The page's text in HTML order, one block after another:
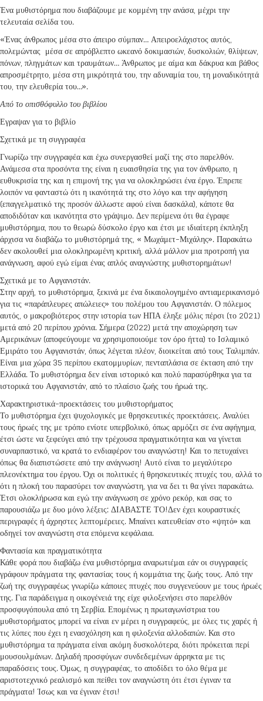
Ένα μυθιστόρημα που διαβάζουμε με κομμένη την ανάσα, μέχρι την
τελευταία σελίδα του.
«Ένας άνθρωπος μέσα στο άπειρο σύμπαν… Απειροελάχιστος αυτός,
πολεμώντας μέσα σε απρόβλεπτο ωκεανό δοκιμασιών, δυσκολιών, θλίψεων,
πόνων, πληγμάτων και τραυμάτων… Άνθρωπος με αίμα και δάκρυα και βάθος
απροσμέτρητο, μέσα στη μικρότητά του, την αδυναμία του, τη μοναδικότητά
του, την ελευθερία του…».
Από το οπισθόφυλλο του βιβλίου
Εγραψαν για το βιβλίο
Σχετικά με τη συγγραφέα
Γνωρίζω την συγγραφέα και έχω συνεργασθεί μαζί της στο παρελθόν.
Ανάμεσα στα προσόντα της είναι η ευαισθησία της για τον άνθρωπο, η
ευθυκρισία της και η επιμονή της για να ολοκληρώσει ένα έργο. Έπρεπε
λοιπόν να φανταστώ ότι η ικανότητά της στο λόγο και την αφήγηση
(επαγγελματικό της προσόν άλλωστε αφού είναι δασκάλα), κάποτε θα
αποδιδόταν και ικανότητα στο γράψιμο. Δεν περίμενα ότι θα έγραφε
μυθιστόρημα, που το θεωρώ δύσκολο έργο και έτσι με ιδιαίτερη έκπληξη
άρχισα να διαβάζω το μυθιστόρημά της, « Μωχάμετ-Μιχάλης». Παρακάτω
δεν ακολουθεί μια ολοκληρωμένη κριτική, αλλά μάλλον μια προτροπή για
ανάγνωση, αφού εγώ είμαι ένας απλός αναγνώστης μυθιστορημάτων!
Σχετικά με το Αφγανιστάν.
Στην αρχή, το μυθιστόρημα, ξεκινά με ένα δικαιολογημένο αντιαμερικανισμό
για τις «παράπλευρες απώλειες» του πολέμου του Αφγανιστάν. Ο πόλεμος
αυτός, ο μακροβιότερος στην ιστορία των ΗΠΑ έληξε μόλις πέρσι (το 2021)
μετά από 20 περίπου χρόνια. Σήμερα (2022) μετά την αποχώρηση των
Αμερικάνων (αποφεύγουμε να χρησιμοποιούμε τον όρο ήττα) το Ισλαμικό
Εμιράτο του Αφγανιστάν, όπως λέγεται πλέον, διοικείται από τους Ταλιμπάν.
Είναι μια χώρα 35 περίπου εκατομμυρίων, πενταπλάσια σε έκταση από την
Ελλάδα. Το μυθιστόρημα δεν είναι ιστορικό και πολύ παρασύρθηκα για τα
ιστορικά του Αφγανιστάν, από το πλαίσιο ζωής του ήρωά της.
Χαρακτηριστικά-προεκτάσεις του μυθιστορήματος
Το μυθιστόρημα έχει ψυχολογικές με θρησκευτικές προεκτάσεις. Αναλύει
τους ήρωές της με τρόπο ενίοτε υπερβολικό, όπως αρμόζει σε ένα αφήγημα,
έτσι ώστε να ξεφεύγει από την τρέχουσα πραγματικότητα και να γίνεται
συναρπαστικό, να κρατά το ενδιαφέρον του αναγνώστη! Και το πετυχαίνει
όπως θα διαπιστώσετε από την ανάγνωση! Αυτό είναι το μεγαλύτερο
πλεονέκτημα του έργου. Όχι οι πολιτικές ή θρησκευτικές πτυχές του, αλλά το
ότι η πλοκή του παρασύρει τον αναγνώστη, για να δει τι θα γίνει παρακάτω.
Έτσι ολοκλήρωσα και εγώ την ανάγνωση σε χρόνο ρεκόρ, και σας το
παρουσιάζω με δυο μόνο λέξεις: ΔΙΑΒΑΣΤΕ ΤΟ!Δεν έχει κουραστικές
περιγραφές ή άχρηστες λεπτομέρειες. Μπαίνει κατευθείαν στο «ψητό» και
οδηγεί τον αναγνώστη στα επόμενα κεφάλαια.
Φαντασία και πραγματικότητα
Κάθε φορά που διαβάζω ένα μυθιστόρημα αναρωτιέμαι εάν οι συγγραφείς
γράφουν πράγματα της φαντασίας τους ή κομμάτια της ζωής τους. Από την
ζωή της συγγραφέως γνωρίζω κάποιες πτυχές που συγγενεύουν με τους ήρωές
της. Για παράδειγμα η οικογένειά της είχε φιλοξενήσει στο παρελθόν
προσφυγόπουλα από τη Σερβία. Επομένως η πρωταγωνίστρια του
μυθιστορήματος μπορεί να είναι εν μέρει η συγγραφεύς, με όλες τις χαρές ή
τις λύπες που έχει η ενασχόληση και η φιλοξενία αλλοδαπών. Και στο
μυθιστόρημα τα πράγματα είναι ακόμη δυσκολότερα, διότι πρόκειται περί
μουσουλμάνων. Δηλαδή προσφύγων συνδεδεμένων άρρηκτα με τις
παραδόσεις τους. Όμως, η συγγραφέας, το αποδίδει το όλο θέμα με
αριστοτεχνικό ρεαλισμό και πείθει τον αναγνώστη ότι έτσι έγιναν τα
πράγματα! Ίσως και να έγιναν έτσι!